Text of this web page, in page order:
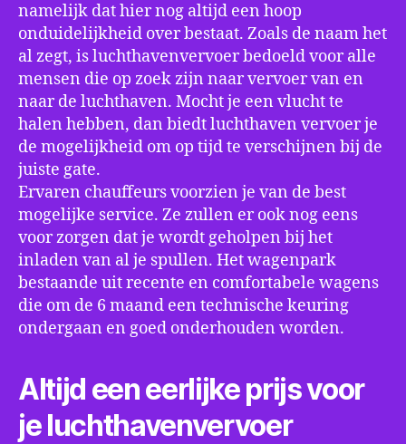
namelijk dat hier nog altijd een hoop
onduidelijkheid over bestaat. Zoals de naam het
al zegt, is luchthavenvervoer bedoeld voor alle
mensen die op zoek zijn naar vervoer van en
naar de luchthaven. Mocht je een vlucht te
halen hebben, dan biedt luchthaven vervoer je
de mogelijkheid om op tijd te verschijnen bij de
juiste gate.
Ervaren chauffeurs voorzien je van de best
mogelijke service. Ze zullen er ook nog eens
voor zorgen dat je wordt geholpen bij het
inladen van al je spullen. Het wagenpark
bestaande uit recente en comfortabele wagens
die om de 6 maand een technische keuring
ondergaan en goed onderhouden worden.
Altijd een eerlijke prijs voor
je luchthavenvervoer